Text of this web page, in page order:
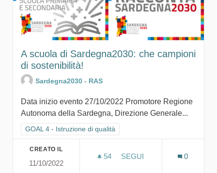
A scuola di Sardegna2030: che campioni
di sostenibilità!
Sardegna2030 - RAS
Data inizio evento 27/10/2022 Promotore Regione
Autonoma della Sardegna, Direzione Generale...
Filtra i risultati per categoria: GOAL 4 - Istruzione di qualità
GOAL 4 - Istruzione di qualità
CREATO IL
11/10/2022
54 54 SOSTENITORI
SEGUI
0